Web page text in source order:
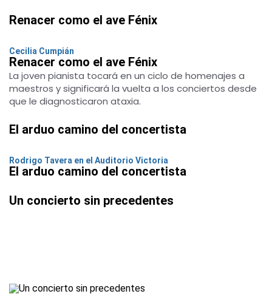
Renacer como el ave Fénix
Cecilia Cumpián
Renacer como el ave Fénix
La joven pianista tocará en un ciclo de homenajes a
maestros y significará la vuelta a los conciertos desde
que le diagnosticaron ataxia.
El arduo camino del concertista
Rodrigo Tavera en el Auditorio Victoria
El arduo camino del concertista
Un concierto sin precedentes